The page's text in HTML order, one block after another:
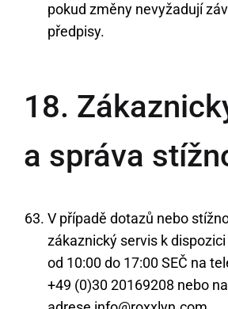
pokud změny nevyžadují
předpisy.
18.
a správa
V případě dotazů nebo
zákaznický servis k
od 10:00 do 17:00 SEČ na
+49 (0)30 20169208 nebo